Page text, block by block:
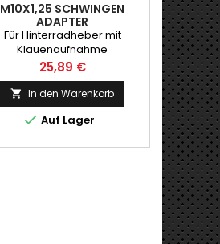
M10X1,25 SCHWINGEN
ADAPTER
YAMAHA/KAWASAKI
Für Hinterradheber mit
Klauenaufnahme
Preis
25,89 €
 In den Warenkorb
 Auf Lager